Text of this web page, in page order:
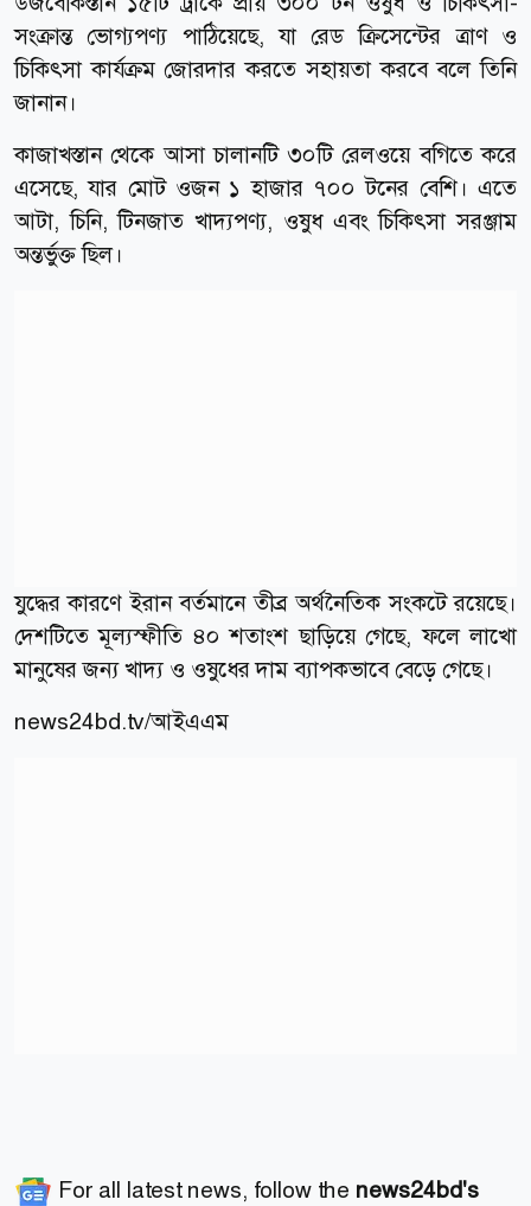
সংক্রান্ত ভোগ্যপণ্য পাঠিয়েছে, যা রেড ক্রিসেন্টের ত্রাণ ও
চিকিৎসা কার্যক্রম জোরদার করতে সহায়তা করবে বলে তিনি
জানান।
কাজাখস্তান থেকে আসা চালানটি ৩০টি রেলওয়ে বগিতে করে
এসেছে, যার মোট ওজন ১ হাজার ৭০০ টনের বেশি। এতে
আটা, চিনি, টিনজাত খাদ্যপণ্য, ওষুধ এবং চিকিৎসা সরঞ্জাম
অন্তর্ভুক্ত ছিল।
যুদ্ধের কারণে ইরান বর্তমানে তীব্র অর্থনৈতিক সংকটে রয়েছে।
দেশটিতে মূল্যস্ফীতি ৪০ শতাংশ ছাড়িয়ে গেছে, ফলে লাখো
মানুষের জন্য খাদ্য ও ওষুধের দাম ব্যাপকভাবে বেড়ে গেছে।
news24bd.tv/আইএএম
For all latest news, follow the news24bd's